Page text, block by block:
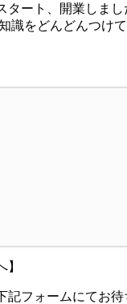
タート、開業しま
識をどんどんつけ
フォームにてお待